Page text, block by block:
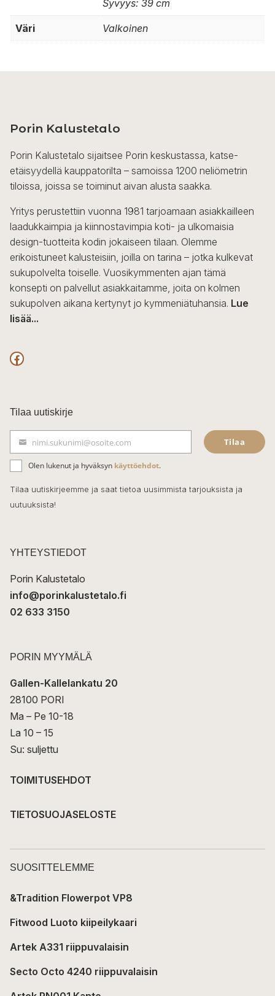
Syvyys: 39 cm
Väri Valkoinen
Porin Kalustetalo
Porin Kalustetalo sijaitsee Porin keskustassa, katse-
etäisyydellä kauppatorilta – samoissa 1200 neliömetrin
tiloissa, joissa se toiminut aivan alusta saakka.
Yritys perustettiin vuonna 1981 tarjoamaan asiakkailleen
laadukkaimpia ja kiinnostavimpia koti- ja ulkomaisia
design-tuotteita kodin jokaiseen tilaan. Olemme
erikoistuneet kalusteisiin, joilla on tarina – jotka kulkevat
sukupolvelta toiselle. Vuosikymmenten ajan tämä
konsepti on palvellut asiakkaitamme, joita on kolmen
sukupolven aikana kertynyt jo kymmeniätuhansia. Lue
lisää...
F
c
e
b
o
o
k
Tilaa uutiskirje
ä
h
k
t
nimi.sukunimi@osoite.com Tilaa
Olen lukenut ja hyväksyn käyttöehdot.
Tilaa uutiskirjeemme ja saat tietoa uusimmista tarjouksista ja
uutuuksista!
YHTEYSTIEDOT
Porin Kalustetalo
info@porinkalustetalo.fi
02 633 3150
PORIN MYYMÄLÄ
Gallen-Kallelankatu 20
28100 PORI
Ma – Pe 10-18
La 10 – 15
Su: suljettu
TOIMITUSEHDOT
TIETOSUOJASELOSTE
SUOSITTELEMME
&Tradition Flowerpot VP8
Fitwood Luoto kiipeilykaari
Artek A331 riippuvalaisin
Secto Octo 4240 riippuvalaisin